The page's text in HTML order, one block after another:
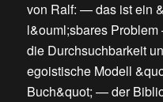
von Ralf: —das ist ein
l&ouml;sbares Problem
die Durchsuchbarkeit
egoistische Modell
Buch&quot; —der